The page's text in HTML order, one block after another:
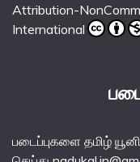
Attribution-
International
படைப்புகளை தமிழ்